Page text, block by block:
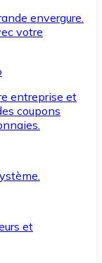
envergure.
votre
entreprise et
coupons
et